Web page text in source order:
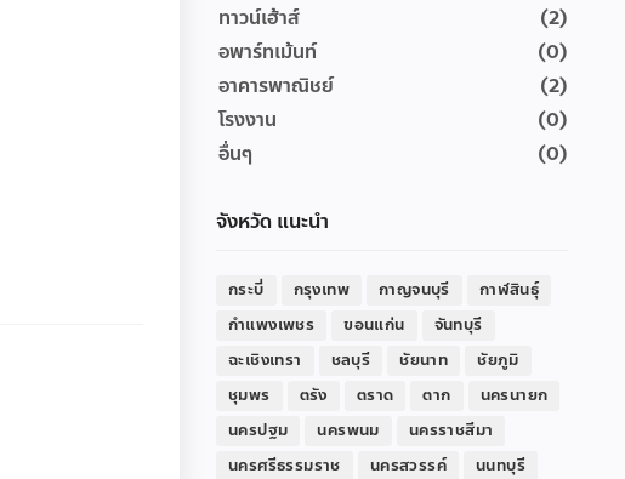
ทาวน์เฮ้าส์
(2)
อพาร์ทเม้นท์
(0)
อาคารพาณิชย์
(2)
โรงงาน
(0)
อื่นๆ
(0)
จังหวัด แนะนำ
กระบี่ กรุงเทพ กาญจนบุรี
กาฬสินธุ์
กำแพงเพชร
ขอนแก่น
จันทบุรี
ฉะเชิงเทรา
ชลบุรี ชัยนาท
ชัยภูมิ
ชุมพร
ตรัง ตราด ตาก
นครนายก
นครปฐม
นครพนม
นครราชสีมา
นครศรีธรรมราช
นครสวรรค์
นนทบุรี